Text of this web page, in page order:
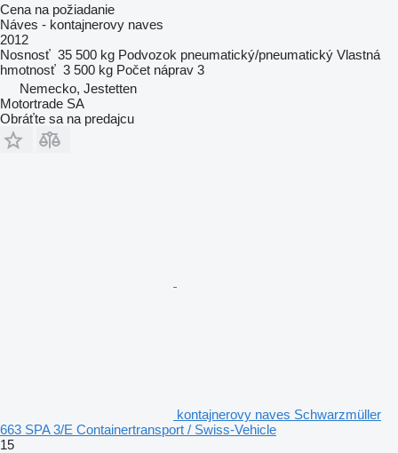
Cena na požiadanie
Náves - kontajnerovy naves
2012
Nosnosť 35 500 kg Podvozok pneumatický/pneumatický Vlastná
hmotnosť 3 500 kg Počet náprav 3
Nemecko, Jestetten
Motortrade SA
Obráťte sa na predajcu
kontajnerovy naves Schwarzmüller
663 SPA 3/E Containertransport / Swiss-Vehicle
15